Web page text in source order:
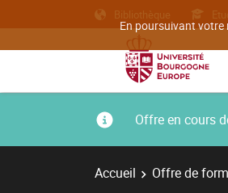
En poursuivant votre
Bibliothèque
Offre en cours
Accueil Offre de